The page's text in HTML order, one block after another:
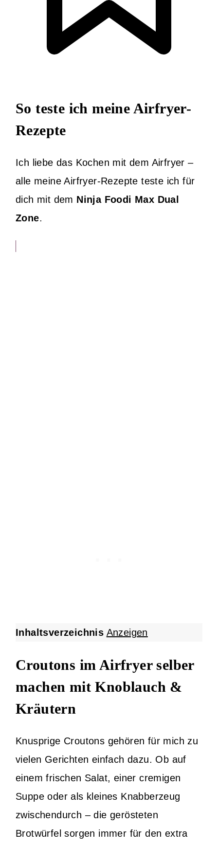
So teste ich meine Airfryer-
Rezepte
Ich liebe das Kochen mit dem Airfryer –
alle meine Airfryer-Rezepte teste ich für
dich mit dem Ninja Foodi Max Dual
Zone.
Inhaltsverzeichnis Anzeigen
Croutons im Airfryer selber
machen mit Knoblauch &
Kräutern
Knusprige Croutons gehören für mich zu
vielen Gerichten einfach dazu. Ob auf
einem frischen Salat, einer cremigen
Suppe oder als kleines Knabberzeug
zwischendurch – die gerösteten
Brotwürfel sorgen immer für den extra